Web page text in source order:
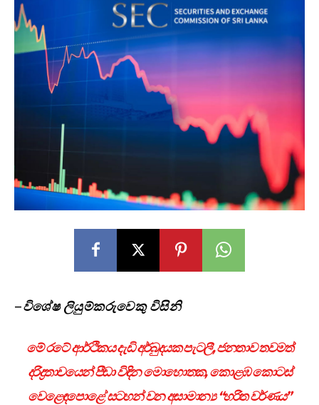
–විශේෂ ලියුම්කරුවෙකු විසිනි
මේ රටේ ආර්ථිකය දැඩි අර්බුදයක පැටලී,ජනතාව තවමත්
දරිද්‍රතාවයෙන් පීඩා විඳින මොහොතක,කොළඹ කොටස්
වෙළෙඳපොළේ සටහන් වන අසාමාන්‍ය “හරිත වර්ණය”